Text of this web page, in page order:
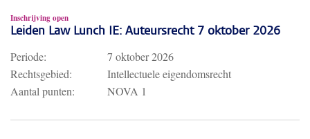
Inschrijving open
Leiden Law Lunch IE: Auteursrecht 7 oktober 2026
Periode:
7 oktober 2026
Rechtsgebied:
Intellectuele eigendomsrecht
Aantal punten:
NOVA 1